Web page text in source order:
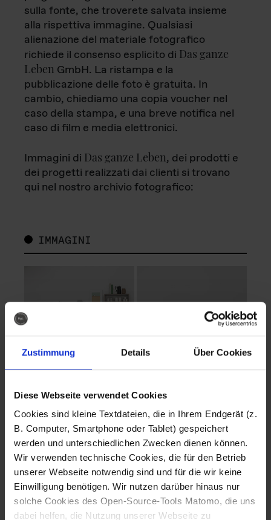
Zustimmung Details Über Cookies
Diese Webseite verwendet Cookies
Cookies sind kleine Textdateien, die in Ihrem Endgerät (z.
B. Computer, Smartphone oder Tablet) gespeichert
werden und unterschiedlichen Zwecken dienen können.
Wir verwenden technische Cookies, die für den Betrieb
unserer Webseite notwendig sind und für die wir keine
Einwilligung benötigen. Wir nutzen darüber hinaus nur
solche Cookies des Open-Source-Tools Matomo, die uns
dabei helfen, die Nutzung unserer Webseite zu
sulla fonte, che troverete salvata insieme
alla rispettiva immagine. Qualsiasi
alienazione del materiale fotografico
richiede il consenso esplicito di Das ganze
Leben GmbH. La ristampa e la
pubblicazione delle foto è gratuita. In
cambio, chiediamo una copia voucher nel
caso della stampa, e una breve notifica nel
caso di film e media elettronici.
Immagini di Das ganze Leben, dei prodotti e
dei progetti realizzati dai clienti si trovano
qui nel nostro archivio fotografico:
IMMAGINI
Fotografo: Lorenz
Sternbach
Download
Fotografo: Lorenz
Sternbach
Download